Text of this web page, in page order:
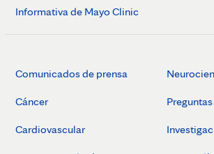
Informativa de Mayo Clinic
Comunicados de prensa
Cáncer
Cardiovascular